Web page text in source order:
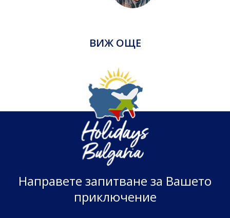
ВИЖ ОЩЕ
Направете запитване за Вашето
приключение